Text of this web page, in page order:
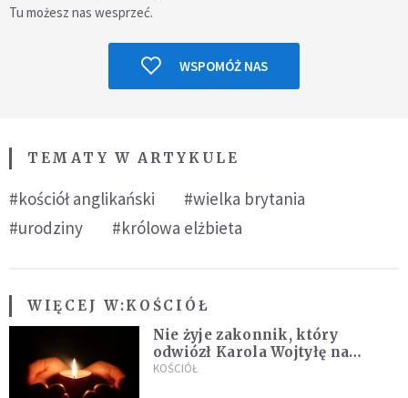
Tu możesz nas wesprzeć.
WSPOMÓŻ NAS
TEMATY W ARTYKULE
#kościół anglikański
#wielka brytania
#urodziny
#królowa elżbieta
WIĘCEJ W:KOŚCIÓŁ
Nie żyje zakonnik, który
odwiózł Karola Wojtyłę na
konklawe. Jan Paweł II nazywał
KOŚCIÓŁ